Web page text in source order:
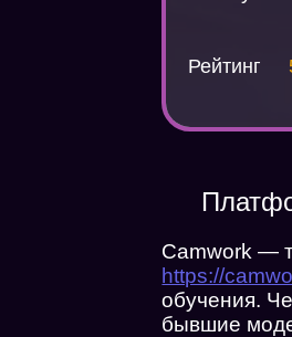
Рейтинг
Camwork —
https://
обучения.
бывшие